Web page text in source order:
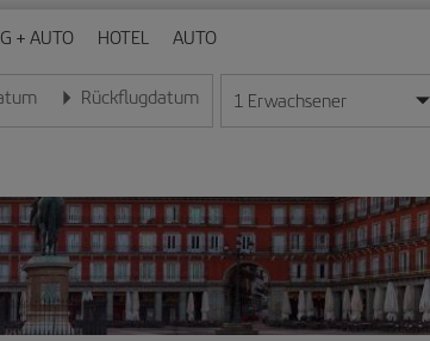
+ AUTO HOTEL AUTO
Datum im Format Tag/Monat/Jahr ein
Rückflugdatum
Geben Sie das Datum im Format Tag/Monat/Jahr ein
1 Erwachsener